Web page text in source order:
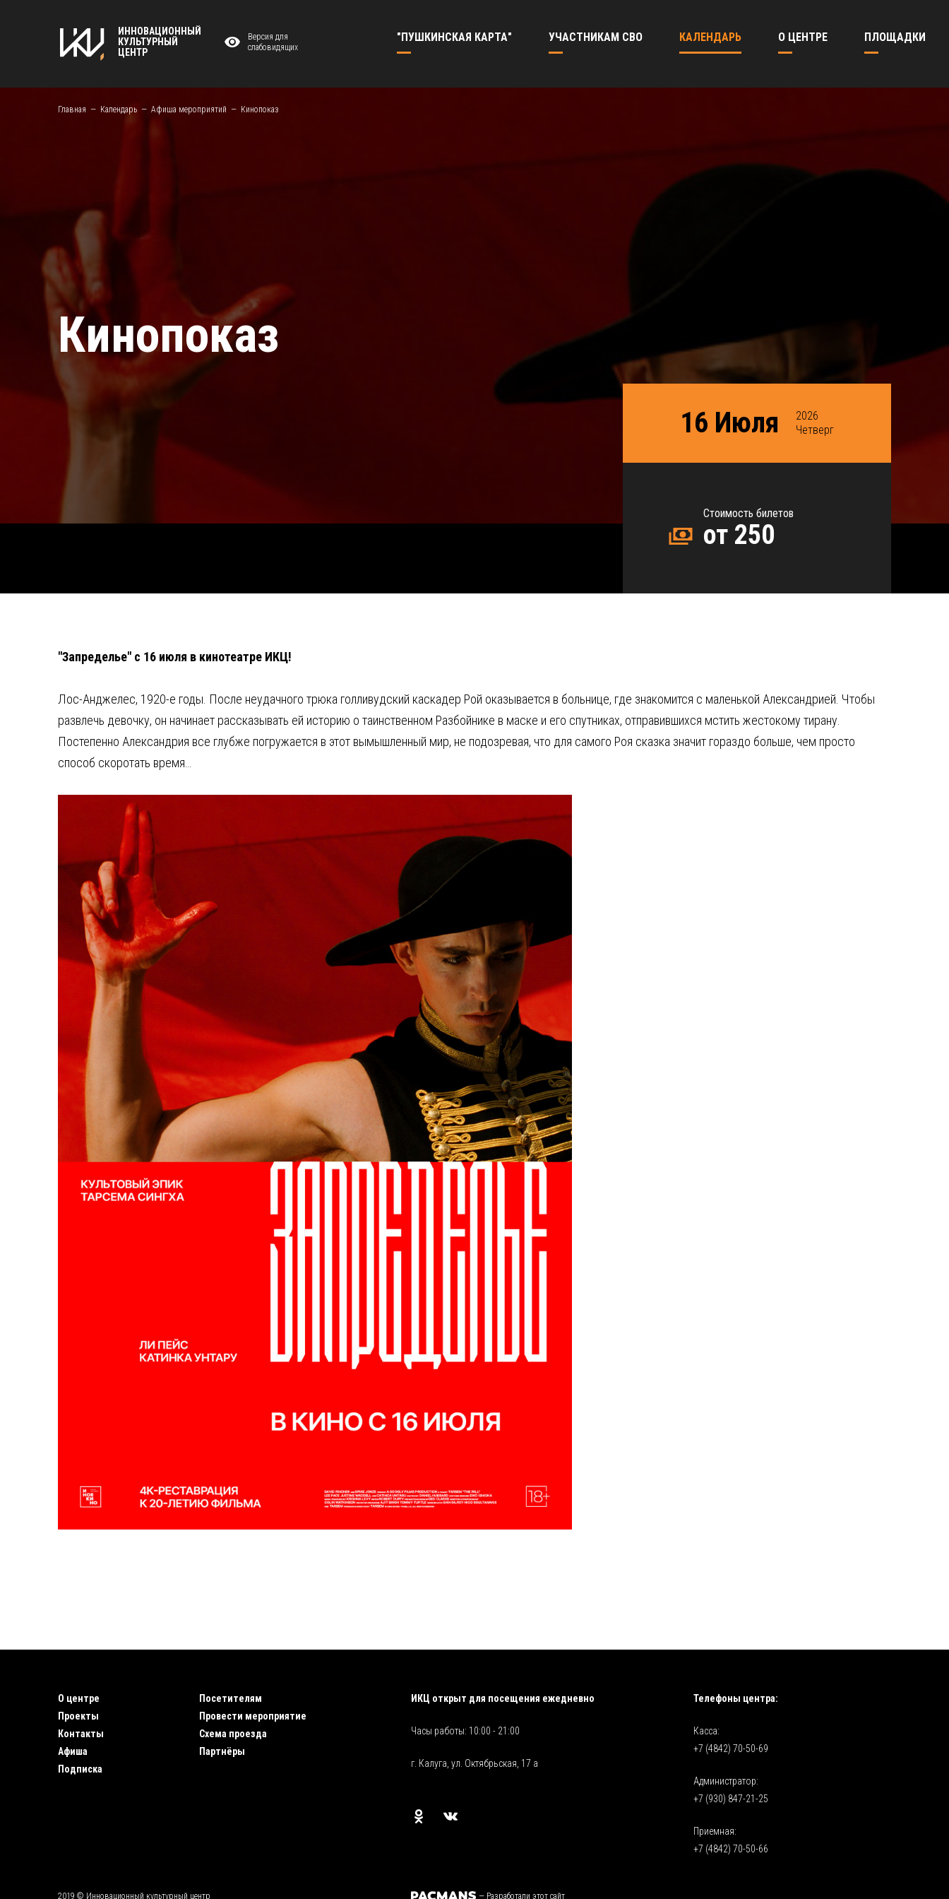
ИННОВАЦИОННЫЙ
КУЛЬТУРНЫЙ
ЦЕНТР
Версия для
слабовидящих
"ПУШКИНСКАЯ КАРТА" УЧАСТНИКАМ СВО КАЛЕНДАРЬ О ЦЕНТРЕ ПЛОЩАДКИ
Главная Календарь Афиша мероприятий Кинопоказ
Кинопоказ
16 Июля
2026
Четверг
Стоимость билетов
от 250
"Запределье" с 16 июля в кинотеатре ИКЦ!
Лос-Анджелес, 1920-е годы. После неудачного трюка голливудский каскадер Рой оказывается в больнице, где знакомится с маленькой Александрией. Чтобы
развлечь девочку, он начинает рассказывать ей историю о таинственном Разбойнике в маске и его спутниках, отправившихся мстить жестокому тирану.
Постепенно Александрия все глубже погружается в этот вымышленный мир, не подозревая, что для самого Роя сказка значит гораздо больше, чем просто
способ скоротать время…
О центре
Проекты
Контакты
Афиша
Подписка
Посетителям
Провести мероприятие
Схема проезда
Партнёры
ИКЦ открыт для посещения ежедневно
Часы работы: 10:00 - 21:00
г. Калуга, ул. Октябрьская, 17 а
Телефоны центра:
Касса:
+7 (4842) 70-50-69
Администратор:
+7 (930) 847-21-25
Приемная:
+7 (4842) 70-50-66
2019 © Инновационный культурный центр — Разработали этот сайт